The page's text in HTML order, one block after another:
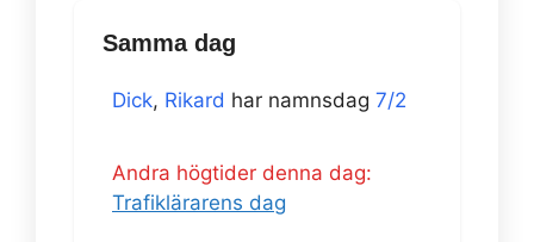
Samma dag
Dick, Rikard har namnsdag 7/2
Andra högtider denna dag:
Trafiklärarens dag